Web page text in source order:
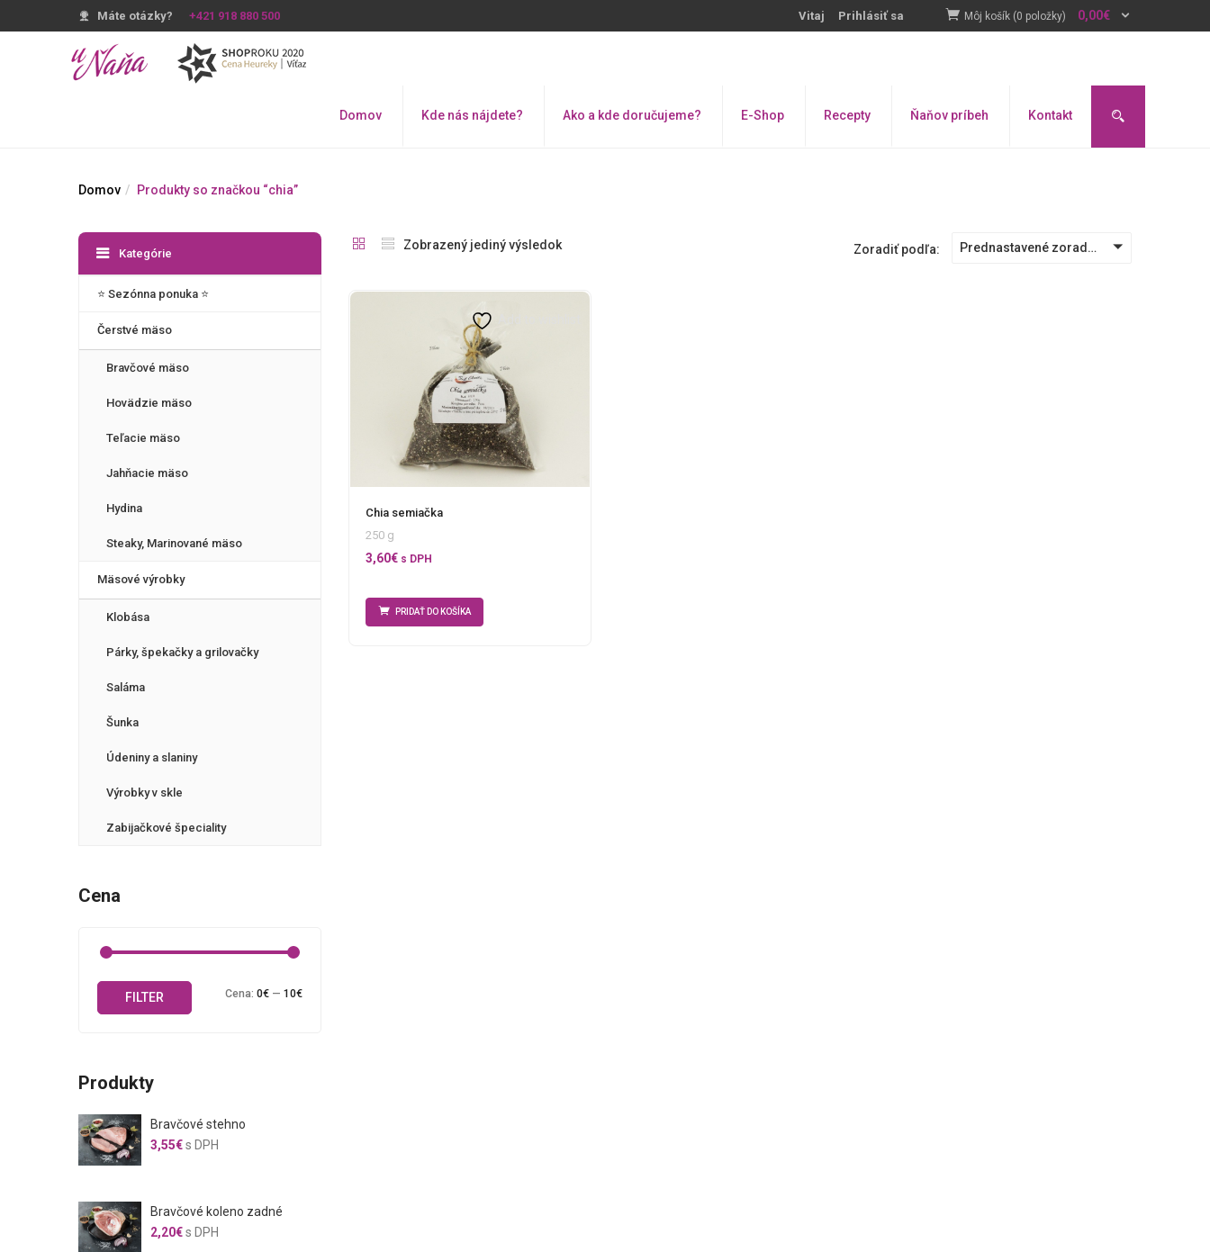
Máte otázky? +421 918 880 500 Vitaj Prihlásiť sa Môj košík (0 položky) 0,00€
Domov Kde nás nájdete? Ako a kde doručujeme? E-Shop Recepty Ňaňov príbeh Kontakt
Domov Produkty so značkou “chia”
Zobrazený jediný výsledok Zoradiť podľa: Prednastavené zoradenie
Chia semiačka
250 g
3,60€ s DPH
PRIDAŤ DO KOŠÍKA
Kategórie
⭐️ Sezónna ponuka ⭐️
Čerstvé mäso
Bravčové mäso
Hovädzie mäso
Teľacie mäso
Jahňacie mäso
Hydina
Steaky, Marinované mäso
Mäsové výrobky
Klobása
Párky, špekačky a grilovačky
Saláma
Šunka
Údeniny a slaniny
Výrobky v skle
Zabijačkové špeciality
Cena
Minimálna
Maximálna
FILTER Cena: 0€ — 10€
Produkty
Bravčové stehno
3,55€s DPH
Bravčové koleno zadné
2,20€s DPH